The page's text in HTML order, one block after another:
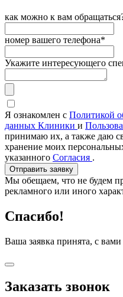
как можно к вам
номер вашего телефона*
Укажите интересующего
Я ознакомлен с Политикой
данных Клиники и
принимаю их, а также даю
хранение моих
указанного Согласия .
Отправить заявку
Мы обещаем, что не будем
рекламного или иного
Спасибо!
Ваша заявка принята, с вами
Заказать звонок